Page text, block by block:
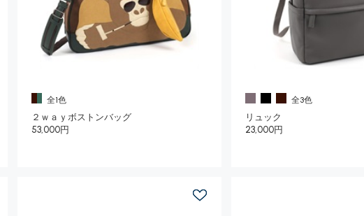
全1色
２ｗａｙボストンバッグ
53,000円
全3色
リュック
23,000円